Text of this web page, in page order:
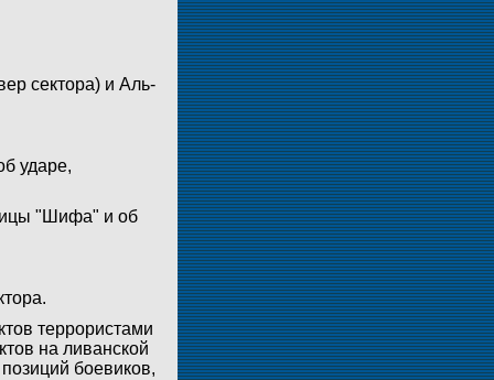
сектора) и Аль-
ударе,
"Шифа" и об
террористами
на ливанской
боевиков,